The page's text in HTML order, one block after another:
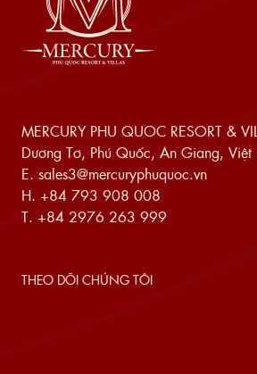
MERCURY PHU QUOC RESORT &
Dương Tơ, Phú Quốc, An Giang, Việt
E. sales3@mercuryphuquoc.vn
H. +84 793 908 008
T. +84 2976 263 999
THEO DÕI CHÚNG TÔI